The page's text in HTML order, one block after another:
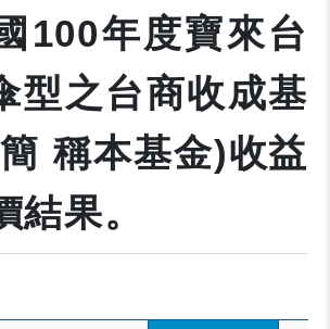
100年度寶來台
型之台商收成基
稱本基金)收益
結果。